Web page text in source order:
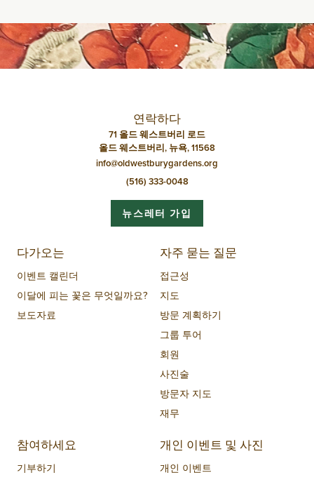
트
네
비
연락하다
71 올드 웨스트버리 로드
올드 웨스트버리, 뉴욕, 11568
info@oldwestburygardens.org
(516) 333-0048
뉴스레터 가입
다가오는
이벤트 캘린더
이달에 피는 꽃은 무엇일까요?
보도자료
자주 묻는 질문
접근성
지도
방문 계획하기
그룹 투어
회원
사진술
방문자 지도
재무
참여하세요
기부하기
개인 이벤트 및 사진
개인 이벤트